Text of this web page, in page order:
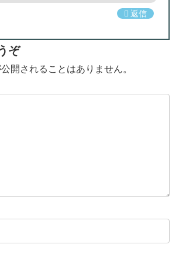
返信
ぞ
開されることはありません。